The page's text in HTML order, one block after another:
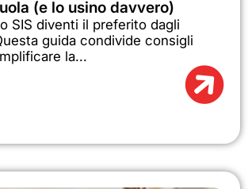
(e lo usino davvero)
SIS diventi il preferito dagli
guida condivide consigli
la...